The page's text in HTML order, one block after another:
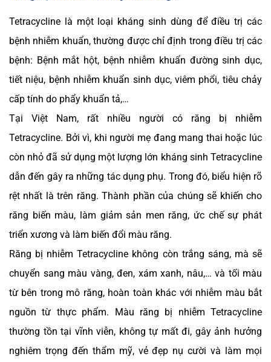
Tetracycline là một loại kháng sinh dùng để điều trị các
bệnh nhiễm khuẩn, thường được chỉ định trong điều trị các
bệnh: Bệnh mắt hột, bệnh nhiễm khuẩn đường sinh dục,
tiết niệu, bệnh nhiễm khuẩn sinh dục, viêm phổi, tiêu chảy
cấp tính do phẩy khuẩn tả,…
Tại Việt Nam, rất nhiều người có răng bị nhiễm
Tetracycline. Bởi vì, khi người mẹ đang mang thai hoặc lúc
còn nhỏ đã sử dụng một lượng lớn kháng sinh Tetracycline
dẫn đến gây ra những tác dụng phụ. Trong đó, biểu hiện rõ
rệt nhất là trên răng. Thành phần của chúng sẽ khiến cho
răng biến màu, làm giảm sản men răng, ức chế sự phát
triển xương và làm biến đổi màu răng.
Răng bị nhiễm Tetracycline không còn trắng sáng, mà sẽ
chuyển sang màu vàng, đen, xám xanh, nâu,… và tối màu
từ bên trong mô răng, hoàn toàn khác với nhiễm màu bắt
nguồn từ thực phẩm. Màu răng bị nhiễm Tetracycline
thường tồn tại vĩnh viễn, không tự mất đi, gây ảnh hưởng
nghiêm trọng đến thẩm mỹ, vẻ đẹp nụ cười và làm mọi